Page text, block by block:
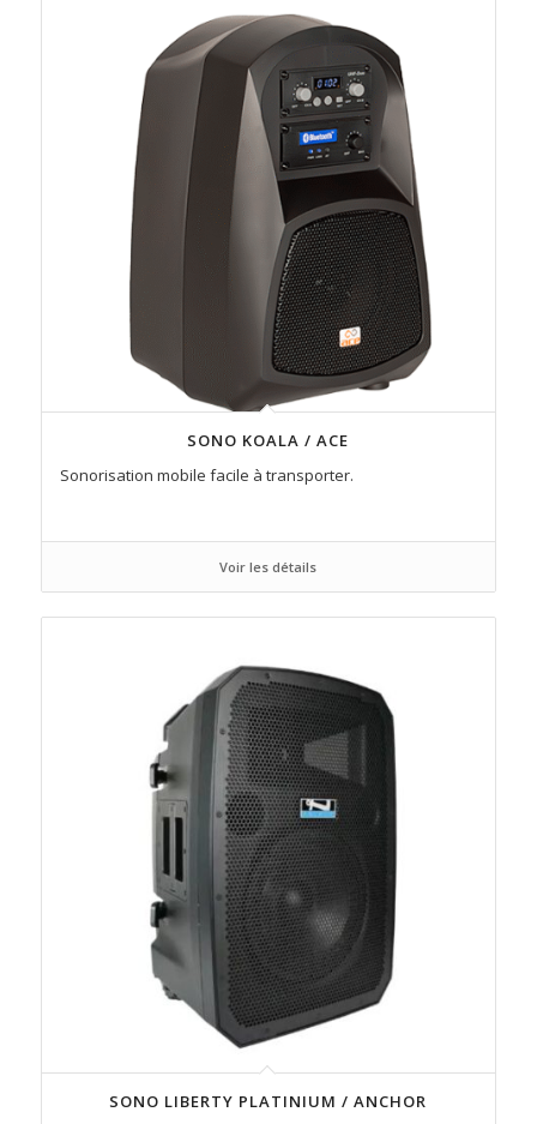
SONO KOALA / ACE
Sonorisation mobile facile à transporter.
Voir les détails
SONO LIBERTY PLATINIUM / ANCHOR